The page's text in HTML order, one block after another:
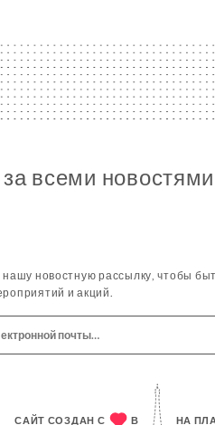
всеми
новостную рассылку, чтобы
и акций.
САЙТ СОЗДАН С В НА